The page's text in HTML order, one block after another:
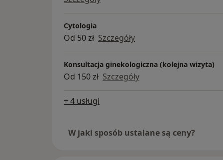
rodnego, suchość pochwy, bolesności
Labioplastyka - plastyka warg sromowych
rekonstrukcja blizn
Cytologia
Od 50 zł Szczegóły
Konsultacja ginekologiczna (kolejna wizyta)
Od 150 zł Szczegóły
+ 4 usługi
W jaki sposób ustalane są ceny?